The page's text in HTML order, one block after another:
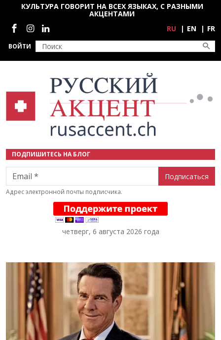
Перейти к основному содержанию
ВОЙТИ
КУЛЬТУРА ГОВОРИТ НА ВСЕХ ЯЗЫКАХ, С РАЗНЫМИ
АКЦЕНТАМИ
Социальные сети
RU EN FR
ПОДПИШИТЕСЬ НА БЛОГ
Email
Адрес электронной почты подписчика.
четверг, 6 августа 2026 года